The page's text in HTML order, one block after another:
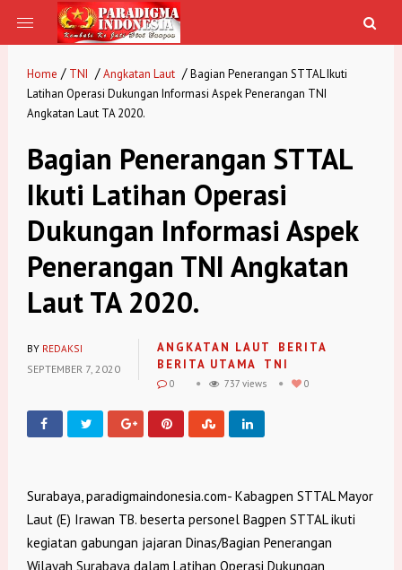
Home / TNI / Angkatan Laut / Bagian Penerangan STTAL Ikuti
Latihan Operasi Dukungan Informasi Aspek Penerangan TNI
Angkatan Laut TA 2020.
Bagian Penerangan STTAL
Ikuti Latihan Operasi
Dukungan Informasi Aspek
Penerangan TNI Angkatan
Laut TA 2020.
BY REDAKSI
SEPTEMBER 7, 2020
ANGKATAN LAUT
BERITA
BERITA UTAMA
TNI
0 737 views 0
Surabaya, paradigmaindonesia.com- Kabagpen STTAL Mayor
Laut (E) Irawan TB. beserta personel Bagpen STTAL ikuti
kegiatan gabungan jajaran Dinas/Bagian Penerangan
Wilayah Surabaya dalam Latihan Operasi Dukungan